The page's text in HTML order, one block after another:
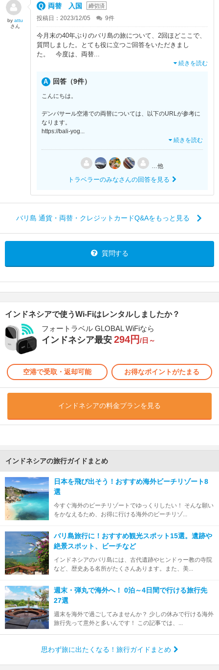
両替 入国 締切済
投稿日：2023/12/05 9件
今月末の40年ぶりのバリ島の旅について、2回ほどここで、
質問しました。とても役に立つご回答をいただきまし
た。 今度は、両替...
続きを読む
回答（9件）
こんにちは。
デンパサール空港での両替については、以下のURLが参考に
なります。
https://bali-yog...
続きを読む
…他
トラベラーのみなさんの回答を見る
by attu
さん
バリ島 通貨・両替・クレジットカードQ&Aをもっと見る
質問する
インドネシアで使うWi-Fiはレンタルしましたか？
フォートラベル GLOBAL WiFiなら
インドネシア最安 294円/日～
空港で受取・返却可能 お得なポイントがたまる
インドネシアの料金プランを見る
インドネシアの旅行ガイドまとめ
日本を飛び出そう！おすすめ海外ビーチリゾート8
選
今すぐ海外のビーチリゾートでゆっくりしたい！ そんな願い
をかなえるため、お得に行ける海外のビーチリゾ...
バリ島旅行に！おすすめ観光スポット15選。遺跡や
絶景スポット、ビーチなど
インドネシアのバリ島には、古代遺跡やヒンドゥー教の寺院
など、歴史ある名所がたくさんあります。また、美...
週末・弾丸で海外へ！ 0泊～4日間で行ける旅行先
27選
週末を海外で過ごしてみませんか？ 少しの休みで行ける海外
旅行先って意外と多いんです！ この記事では、...
思わず旅に出たくなる！旅行ガイドまとめ